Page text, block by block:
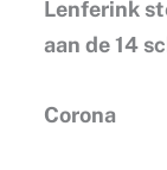
Lenferink
aan de 14
Corona